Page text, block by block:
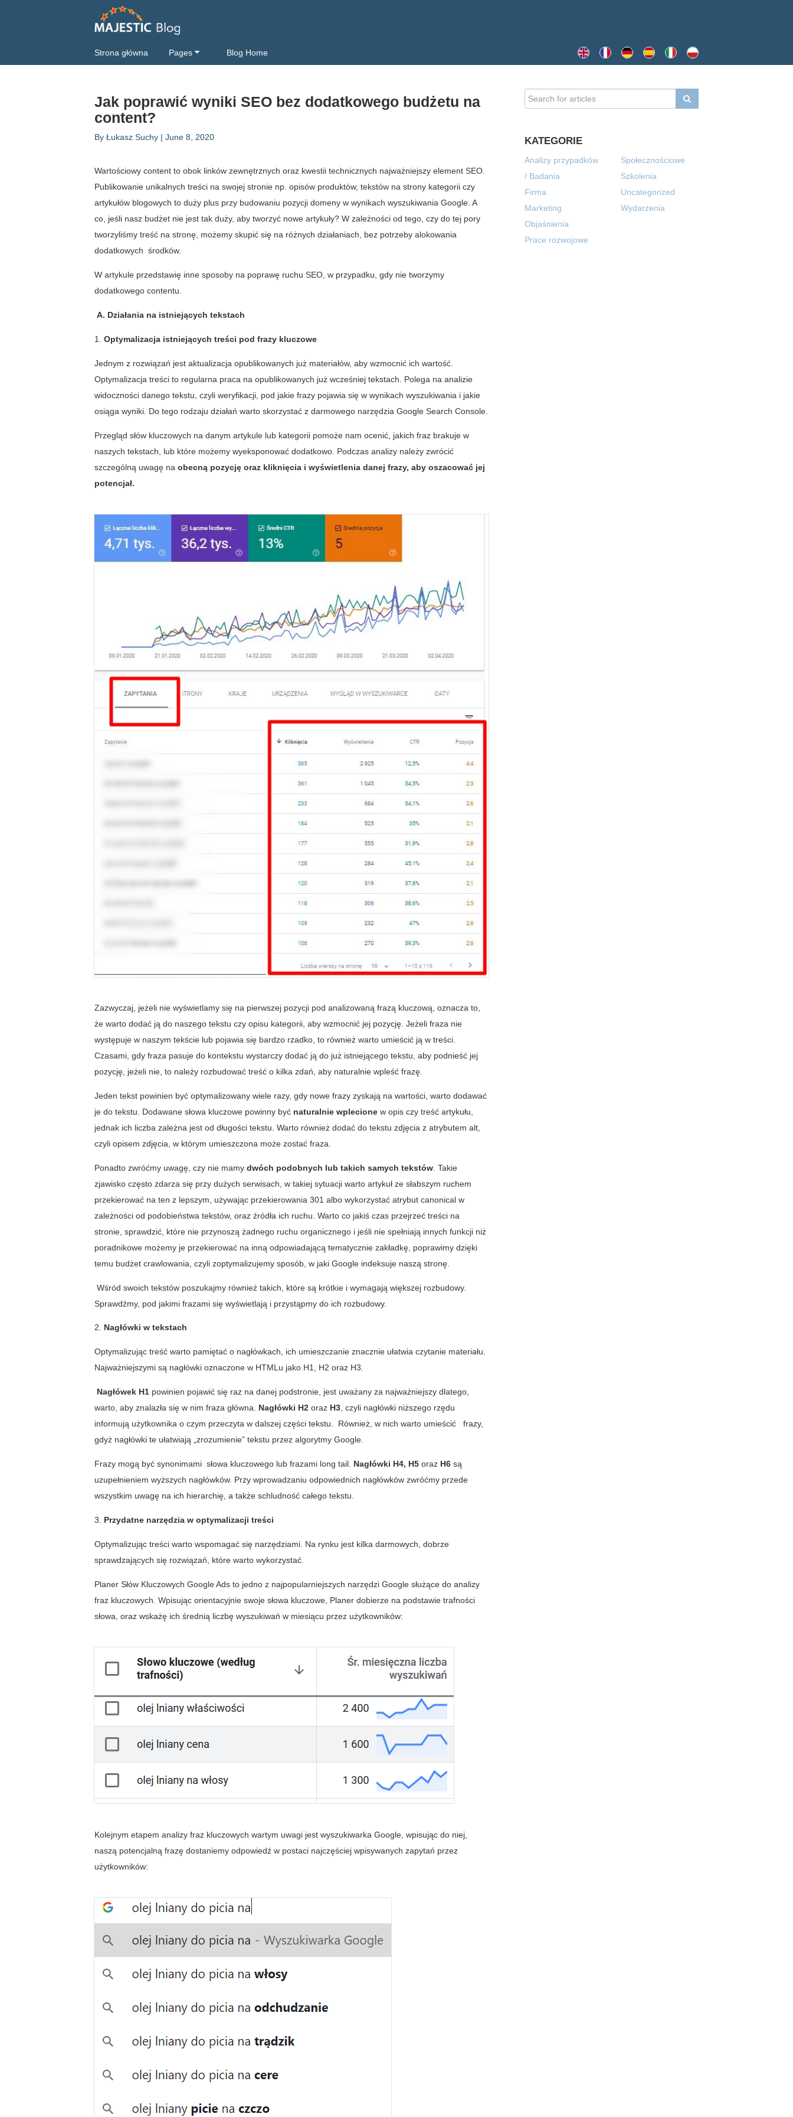
Strona główna Pages Blog Home
Jak poprawić wyniki SEO bez dodatkowego budżetu na
content?
By Łukasz Suchy | June 8, 2020
Wartościowy content to obok linków zewnętrznych oraz kwestii technicznych najważniejszy element SEO.
Publikowanie unikalnych treści na swojej stronie np. opisów produktów, tekstów na strony kategorii czy
artykułów blogowych to duży plus przy budowaniu pozycji domeny w wynikach wyszukiwania Google. A
co, jeśli nasz budżet nie jest tak duży, aby tworzyć nowe artykuły? W zależności od tego, czy do tej pory
tworzyliśmy treść na stronę, możemy skupić się na różnych działaniach, bez potrzeby alokowania
dodatkowych środków.
W artykule przedstawię inne sposoby na poprawę ruchu SEO, w przypadku, gdy nie tworzymy
dodatkowego contentu.
A. Działania na istniejących tekstach
1. Optymalizacja istniejących treści pod frazy kluczowe
Jednym z rozwiązań jest aktualizacja opublikowanych już materiałów, aby wzmocnić ich wartość.
Optymalizacja treści to regularna praca na opublikowanych już wcześniej tekstach. Polega na analizie
widoczności danego tekstu, czyli weryfikacji, pod jakie frazy pojawia się w wynikach wyszukiwania i jakie
osiąga wyniki. Do tego rodzaju działań warto skorzystać z darmowego narzędzia Google Search Console.
Przegląd słów kluczowych na danym artykule lub kategorii pomoże nam ocenić, jakich fraz brakuje w
naszych tekstach, lub które możemy wyeksponować dodatkowo. Podczas analizy należy zwrócić
szczególną uwagę na obecną pozycję oraz kliknięcia i wyświetlenia danej frazy, aby oszacować jej
potencjał.
Zazwyczaj, jeżeli nie wyświetlamy się na pierwszej pozycji pod analizowaną frazą kluczową, oznacza to,
że warto dodać ją do naszego tekstu czy opisu kategorii, aby wzmocnić jej pozycję. Jeżeli fraza nie
występuje w naszym tekście lub pojawia się bardzo rzadko, to również warto umieścić ją w treści.
Czasami, gdy fraza pasuje do kontekstu wystarczy dodać ją do już istniejącego tekstu, aby podnieść jej
pozycję, jeżeli nie, to należy rozbudować treść o kilka zdań, aby naturalnie wpleść frazę.
Jeden tekst powinien być optymalizowany wiele razy, gdy nowe frazy zyskają na wartości, warto dodawać
je do tekstu. Dodawane słowa kluczowe powinny być naturalnie wplecione w opis czy treść artykułu,
jednak ich liczba zależna jest od długości tekstu. Warto również dodać do tekstu zdjęcia z atrybutem alt,
czyli opisem zdjęcia, w którym umieszczona może zostać fraza.
Ponadto zwróćmy uwagę, czy nie mamy dwóch podobnych lub takich samych tekstów . Takie
zjawisko często zdarza się przy dużych serwisach, w takiej sytuacji warto artykuł ze słabszym ruchem
przekierować na ten z lepszym, używając przekierowania 301 albo wykorzystać atrybut canonical w
zależności od podobieństwa tekstów, oraz źródła ich ruchu. Warto co jakiś czas przejrzeć treści na
stronie, sprawdzić, które nie przynoszą żadnego ruchu organicznego i jeśli nie spełniają innych funkcji niż
poradnikowe możemy je przekierować na inną odpowiadającą tematycznie zakładkę, poprawimy dzięki
temu budżet crawlowania, czyli zoptymalizujemy sposób, w jaki Google indeksuje naszą stronę.
Wśród swoich tekstów poszukajmy również takich, które są krótkie i wymagają większej rozbudowy.
Sprawdźmy, pod jakimi frazami się wyświetlają i przystąpmy do ich rozbudowy.
2. Nagłówki w tekstach
Optymalizując treść warto pamiętać o nagłówkach, ich umieszczanie znacznie ułatwia czytanie materiału.
Najważniejszymi są nagłówki oznaczone w HTMLu jako H1, H2 oraz H3.
Nagłówek H1 powinien pojawić się raz na danej podstronie, jest uważany za najważniejszy dlatego,
warto, aby znalazła się w nim fraza główna. Nagłówki H2 oraz H3, czyli nagłówki niższego rzędu
informują użytkownika o czym przeczyta w dalszej części tekstu. Również, w nich warto umieścić frazy,
gdyż nagłówki te ułatwiają „zrozumienie” tekstu przez algorytmy Google.
Frazy mogą być synonimami słowa kluczowego lub frazami long tail. Nagłówki H4, H5 oraz H6 są
uzupełnieniem wyższych nagłówków. Przy wprowadzaniu odpowiednich nagłówków zwróćmy przede
wszystkim uwagę na ich hierarchię, a także schludność całego tekstu.
3. Przydatne narzędzia w optymalizacji treści
Optymalizując treści warto wspomagać się narzędziami. Na rynku jest kilka darmowych, dobrze
sprawdzających się rozwiązań, które warto wykorzystać.
Planer Słów Kluczowych Google Ads to jedno z najpopularniejszych narzędzi Google służące do analizy
fraz kluczowych. Wpisując orientacyjnie swoje słowa kluczowe, Planer dobierze na podstawie trafności
słowa, oraz wskażę ich średnią liczbę wyszukiwań w miesiącu przez użytkowników:
Kolejnym etapem analizy fraz kluczowych wartym uwagi jest wyszukiwarka Google, wpisując do niej,
naszą potencjalną frazę dostaniemy odpowiedź w postaci najczęściej wpisywanych zapytań przez
użytkowników:
KATEGORIE
Analizy przypadków
/ Badania
Firma
Marketing
Objaśnienia
Prace rozwojowe
Społecznościowe
Szkolenia
Uncategorized
Wydarzenia